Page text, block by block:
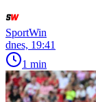
SportWin
dnes, 19:41
1 min